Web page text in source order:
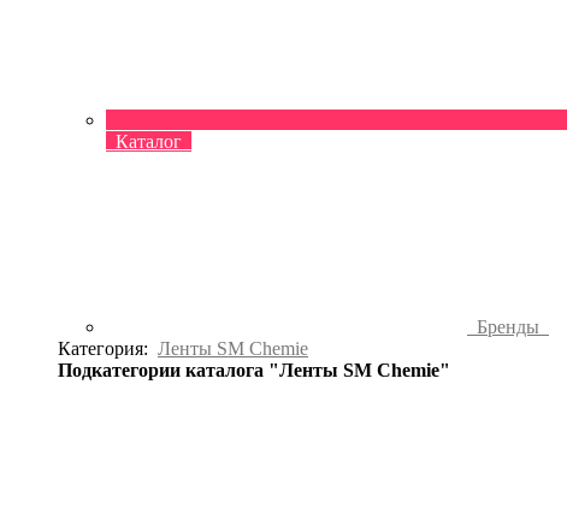
Каталог
Бренды
Категория: Ленты SM Chemie
Подкатегории каталога "Ленты SM Chemie"